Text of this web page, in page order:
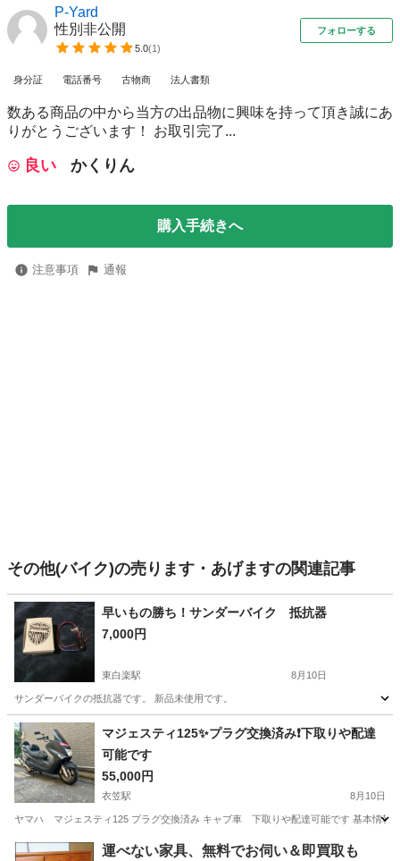
P-Yard
性別非公開
5.0(1)
フォローする
身分証 電話番号 古物商 法人書類
数ある商品の中から当方の出品物に興味を持って頂き誠にあ
りがとうございます！ お取引完了...
良い かくりん
購入手続きへ
注意事項 通報
その他(バイク)の売ります・あげますの関連記事
早いもの勝ち！サンダーバイク 抵抗器
7,000円
東白楽駅 8月10日
サンダーバイクの抵抗器です。 新品未使用です。
神奈川 横浜市 東白楽駅 その他 抵抗器
マジェスティ125✨プラグ交換済み❗️下取りや配達
可能です
55,000円
衣笠駅 8月10日
ヤマハ マジェスティ125 プラグ交換済み キャブ車 下取りや配達可能です 基本情報
神奈川 横須賀市 衣笠駅 バイク
運べない家具、無料でお伺い＆即買取も